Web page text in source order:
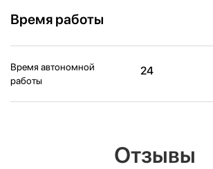
Время работы
Время автономной
работы
24
Отзывы